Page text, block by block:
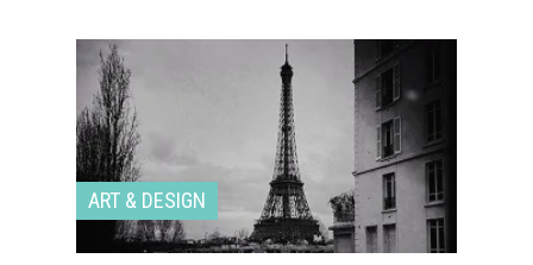
ART & DESIGN